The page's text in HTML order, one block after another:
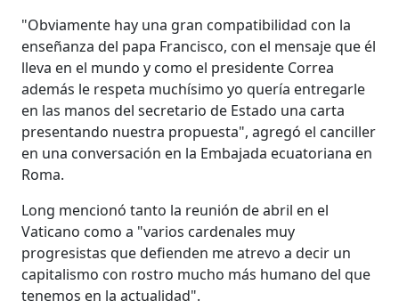
"Obviamente hay una gran compatibilidad con la
enseñanza del papa Francisco, con el mensaje que él
lleva en el mundo y como el presidente Correa
además le respeta muchísimo yo quería entregarle
en las manos del secretario de Estado una carta
presentando nuestra propuesta", agregó el canciller
en una conversación en la Embajada ecuatoriana en
Roma.
Long mencionó tanto la reunión de abril en el
Vaticano como a "varios cardenales muy
progresistas que defienden me atrevo a decir un
capitalismo con rostro mucho más humano del que
tenemos en la actualidad".